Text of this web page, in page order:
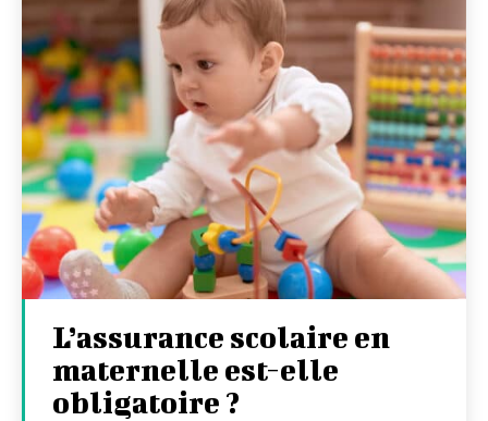
L’assurance scolaire en
maternelle est-elle
obligatoire ?